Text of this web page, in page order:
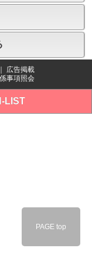
｜ 広告掲載
事項照会
LIST
PAGE top